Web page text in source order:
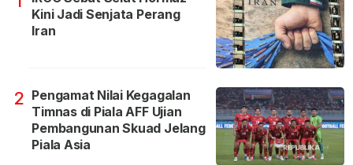
Kini Jadi Senjata Perang
Iran
2 Pengamat Nilai Kegagalan
Timnas di Piala AFF Ujian
Pembangunan Skuad Jelang
Piala Asia